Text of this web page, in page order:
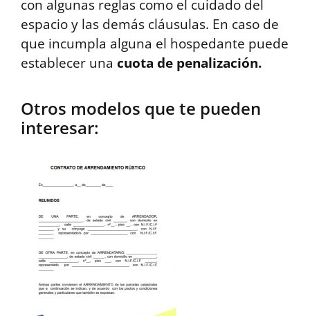
con algunas reglas como el cuidado del
espacio y las demás cláusulas. En caso de
que incumpla alguna el hospedante puede
establecer una cuota de penalización.
Otros modelos que te pueden
interesar: